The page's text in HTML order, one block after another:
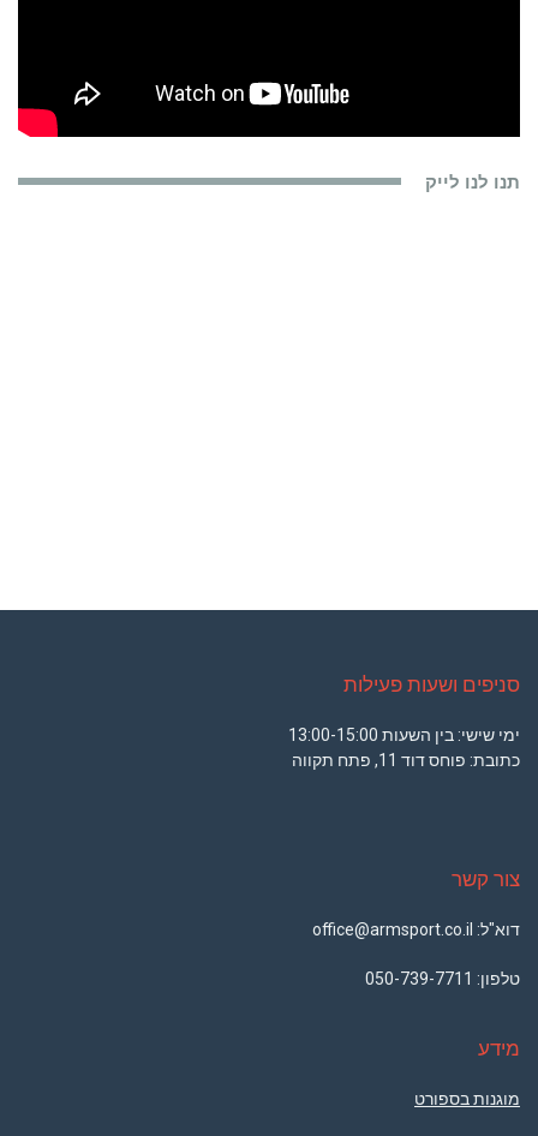
תנו לנו לייק
סניפים ושעות פעילות
ימי שישי: בין השעות 13:00-15:00
כתובת: פוחס דוד 11, פתח תקווה
צור קשר
דוא"ל: office@armsport.co.il
טלפון: 050-739-7711
מידע
מוגנות בספורט